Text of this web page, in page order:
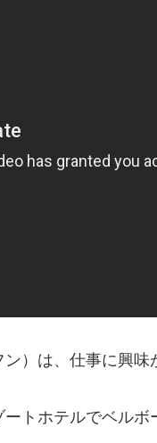
）は、仕事に興味
トホテルでベル